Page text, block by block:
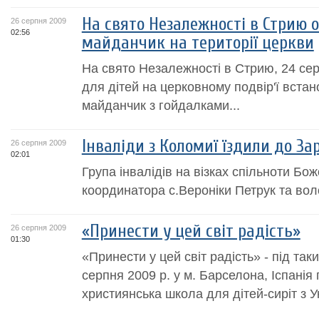
26 серпня 2009
02:56
На свято Незалежності в Стрию
майданчик на території церкви
На свято Незалежності в Стрию, 24
для дітей на церковному подвір'ї
майданчик з гойдалками...
26 серпня 2009
02:01
Інваліди з Коломиї їздили до
Група інвалідів на візках спільноти
координатора с.Вероніки Петрук та
26 серпня 2009
01:30
«Принести у цей світ радість»
«Принести у цей світ радість» - під
серпня 2009 р. у м. Барселона, Іспанія
християнська школа для дітей-сиріт з